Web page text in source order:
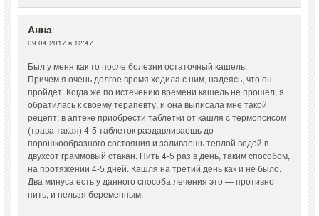
Анна:
09.04.2017 в 12:47
Был у меня как то после болезни остаточный кашель.
Причем я очень долгое время ходила с ним, надеясь, что он
пройдет. Когда же по истечению времени кашель не прошел, я
обратилась к своему терапевту, и она выписала мне такой
рецепт: в аптеке приобрести таблетки от кашля с термопсисом
(трава такая) 4-5 таблеток раздавливаешь до
порошкообразного состояния и заливаешь теплой водой в
двухсот граммовый стакан. Пить 4-5 раз в день, таким способом,
на протяжении 4-5 дней. Кашля на третий день как и не было.
Два минуса есть у данного способа лечения это — противно
пить, и нельзя беременным.